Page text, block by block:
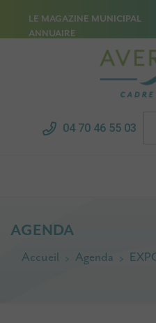
LE MAGAZINE MUNICIPAL
ANNUAIRE
04 70 46 55 03
AGENDA
Accueil Agenda